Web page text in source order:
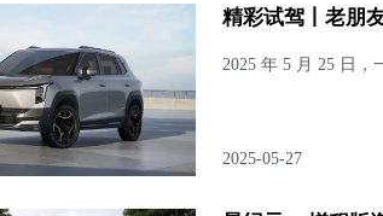
精彩试驾丨老朋
2025 年 5 月 25 日，
2025-05-27